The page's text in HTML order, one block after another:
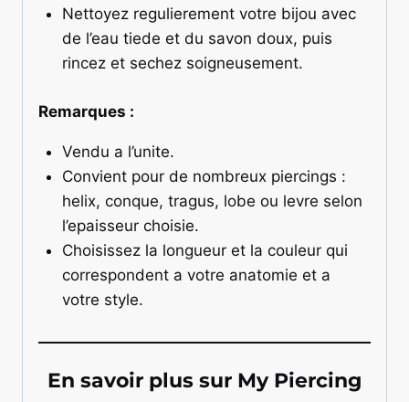
Nettoyez regulierement votre bijou avec
de l’eau tiede et du savon doux, puis
rincez et sechez soigneusement.
Remarques :
Vendu a l’unite.
Convient pour de nombreux piercings :
helix, conque, tragus, lobe ou levre selon
l’epaisseur choisie.
Choisissez la longueur et la couleur qui
correspondent a votre anatomie et a
votre style.
En savoir plus sur My Piercing